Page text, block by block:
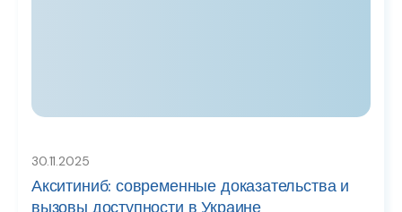
30.11.2025
Акситиниб: современные доказательства и
вызовы доступности в Украине